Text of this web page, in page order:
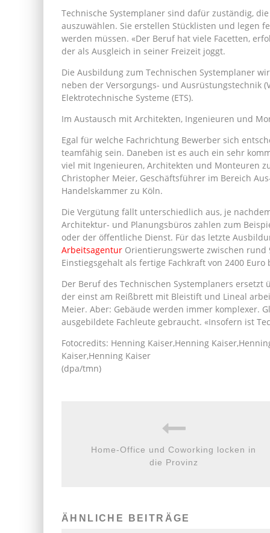
Technische Systemplaner sind dafür zuständig,
auszuwählen. Sie erstellen Stücklisten und legen
werden müssen. «Der Beruf hat viele Facetten,
der als Ausgleich in seiner Freizeit joggt.
Die Ausbildung zum Technischen Systemplaner
neben der Versorgungs- und Ausrüstungstechnik
Elektrotechnische Systeme (ETS).
Im Austausch mit Architekten, Ingenieuren und
Egal für welche Fachrichtung Bewerber sich
teamfähig sein. Daneben ist es auch ein sehr
viel mit Ingenieuren, Architekten und Monteuren
Christopher Meier, Geschäftsführer im Bereich
Handelskammer zu Köln.
Die Vergütung fällt unterschiedlich aus, je
Architektur- und Planungsbüros zahlen zum
oder der öffentliche Dienst. Für das letzte
Arbeitsagentur Orientierungswerte zwischen rund
Einstiegsgehalt als fertige Fachkraft von 2400
Der Beruf des Technischen Systemplaners
der einst am Reißbrett mit Bleistift und Lineal
Meier. Aber: Gebäude werden immer komplexer.
ausgebildete Fachleute gebraucht. «Insofern ist
Fotocredits: Henning Kaiser,Henning
Kaiser,Henning Kaiser
(dpa/tmn)
Home-Office und Coworking locken in
die Provinz
ÄHNLICHE BEITRÄGE